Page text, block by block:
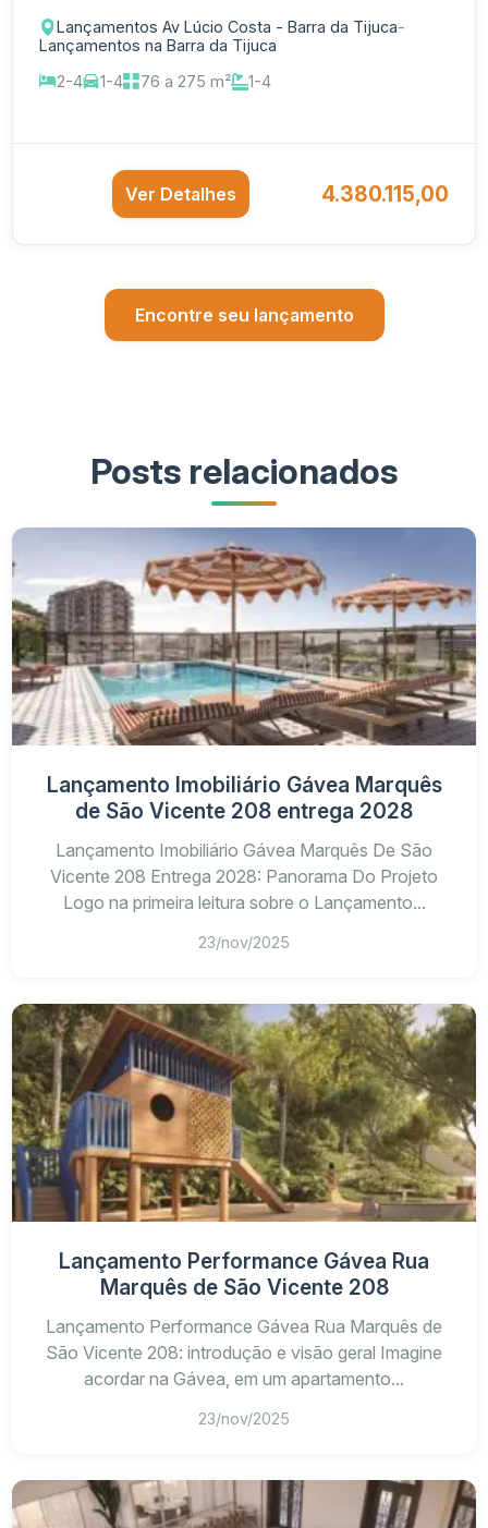
Lançamentos Av Lúcio Costa - Barra da Tijuca-
Lançamentos na Barra da Tijuca
2-4
1-4 76 a 275 m² 1-4
Ver Detalhes 4.380.115,00
Encontre seu lançamento
Posts relacionados
Lançamento Imobiliário Gávea Marquês
de São Vicente 208 entrega 2028
Lançamento Imobiliário Gávea Marquês De São
Vicente 208 Entrega 2028: Panorama Do Projeto
Logo na primeira leitura sobre o Lançamento...
23/nov/2025
Lançamento Performance Gávea Rua
Marquês de São Vicente 208
Lançamento Performance Gávea Rua Marquês de
São Vicente 208: introdução e visão geral Imagine
acordar na Gávea, em um apartamento...
23/nov/2025